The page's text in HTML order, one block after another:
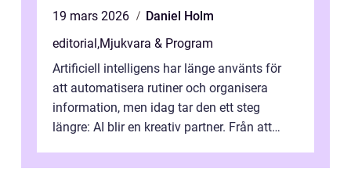
19 mars 2026
Daniel Holm
editorial,Mjukvara & Program
Artificiell intelligens har länge använts för
att automatisera rutiner och organisera
information, men idag tar den ett steg
längre: AI blir en kreativ partner. Från att